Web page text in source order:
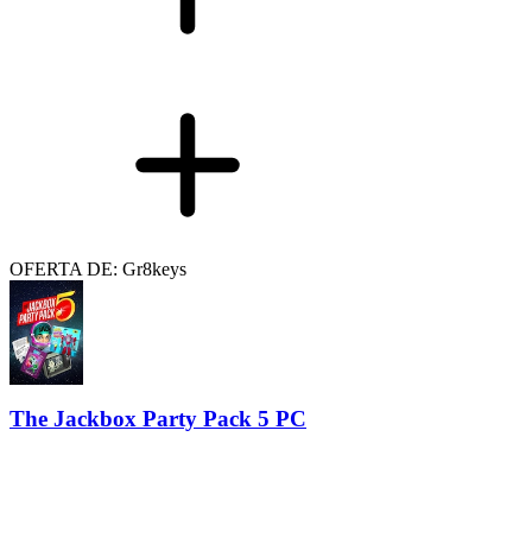
OFERTA DE: Gr8keys
The Jackbox Party Pack 5 PC